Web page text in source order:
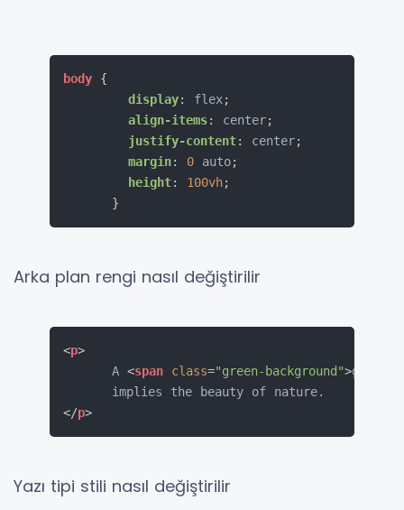
body
{
display: flex;
align-items: center;
justify-content: center;
margin: 0 auto;
height: 100vh;
}
Arka plan rengi nasıl değiştirilir
<p>
      A
<span class="green-background ">green
</p>
Yazı tipi stili nasıl değiştirilir